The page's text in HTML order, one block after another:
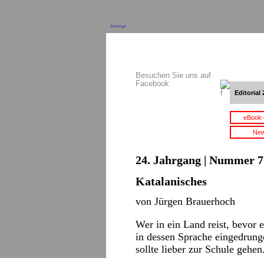
Anzeige
Besuchen Sie uns auf
Facebook
Editorial
24. Jahrgang | Nummer
Katalanisches
von Jürgen Brauerhoch
Wer in ein Land reist, bevor
in dessen Sprache
sollte lieber zur Schule